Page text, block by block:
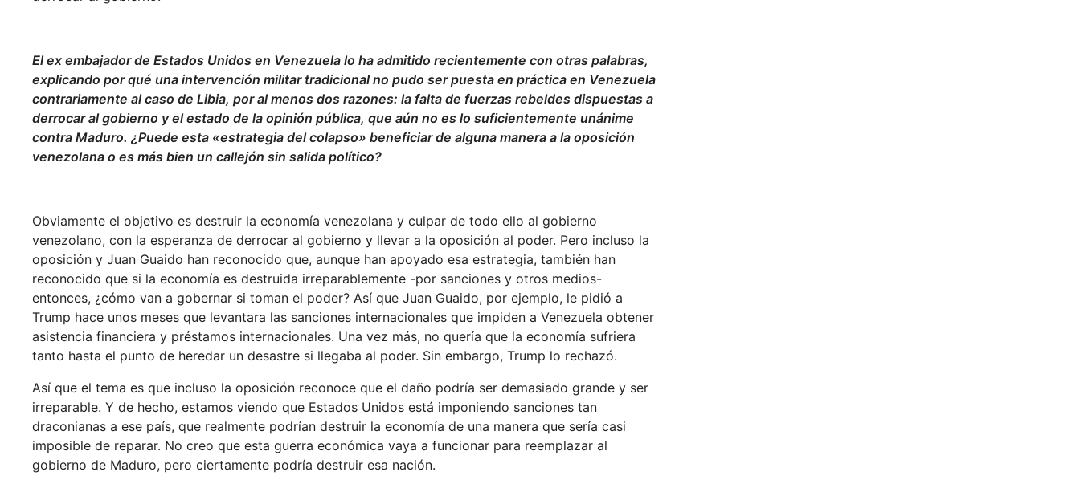
El ex embajador de Estados Unidos en Venezuela lo ha admitido recientemente con otras palabras,
explicando por qué una intervención militar tradicional no pudo ser puesta en práctica en Venezuela
contrariamente al caso de Libia, por al menos dos razones: la falta de fuerzas rebeldes dispuestas a
derrocar al gobierno y el estado de la opinión pública, que aún no es lo suficientemente unánime
contra Maduro. ¿Puede esta «estrategia del colapso» beneficiar de alguna manera a la oposición
venezolana o es más bien un callejón sin salida político?
Obviamente el objetivo es destruir la economía venezolana y culpar de todo ello al gobierno
venezolano, con la esperanza de derrocar al gobierno y llevar a la oposición al poder. Pero incluso la
oposición y Juan Guaido han reconocido que, aunque han apoyado esa estrategia, también han
reconocido que si la economía es destruida irreparablemente -por sanciones y otros medios-
entonces, ¿cómo van a gobernar si toman el poder? Así que Juan Guaido, por ejemplo, le pidió a
Trump hace unos meses que levantara las sanciones internacionales que impiden a Venezuela obtener
asistencia financiera y préstamos internacionales. Una vez más, no quería que la economía sufriera
tanto hasta el punto de heredar un desastre si llegaba al poder. Sin embargo, Trump lo rechazó.
Así que el tema es que incluso la oposición reconoce que el daño podría ser demasiado grande y ser
irreparable. Y de hecho, estamos viendo que Estados Unidos está imponiendo sanciones tan
draconianas a ese país, que realmente podrían destruir la economía de una manera que sería casi
imposible de reparar. No creo que esta guerra económica vaya a funcionar para reemplazar al
gobierno de Maduro, pero ciertamente podría destruir esa nación.